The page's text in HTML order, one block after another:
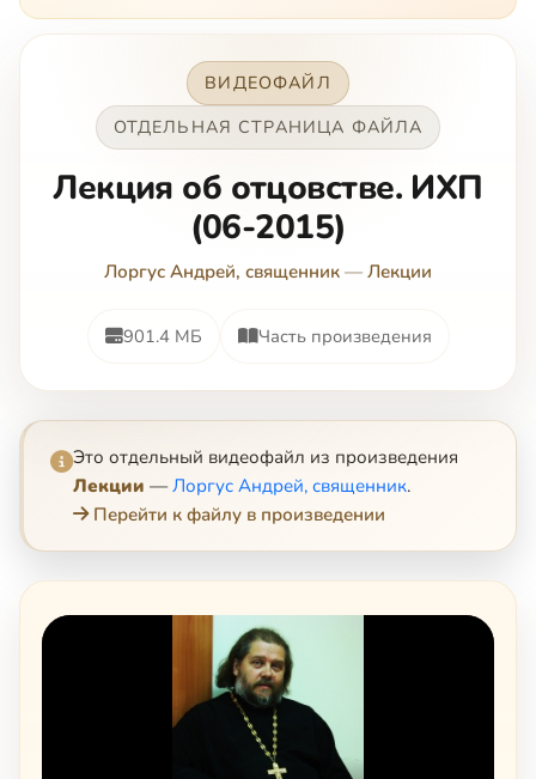
ВИДЕОФАЙЛ
ОТДЕЛЬНАЯ СТРАНИЦА ФАЙЛА
Лекция об отцовстве. ИХП
(06-2015)
Лоргус Андрей, священник — Лекции
901.4 МБ Часть произведения
Это отдельный видеофайл из произведения
Лекции — Лоргус Андрей, священник.
Перейти к файлу в произведении